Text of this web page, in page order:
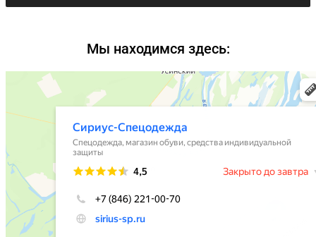
Мы находимся здесь: